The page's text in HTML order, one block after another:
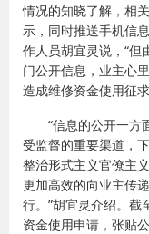
情况的知晓了解，相
示，同时推送手机信
作人员胡宜灵说，“但
门公开信息，业主心
造成维修资金使用征
“信息的公开一方
受监督的重要渠道，
整治形式主义官僚主
更加高效的向业主传
行。”胡宜灵介绍。
资金使用申请，张贴